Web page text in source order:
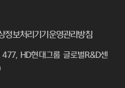
정보처리기기운영관리방침
HD현대그룹 글로벌R&D센